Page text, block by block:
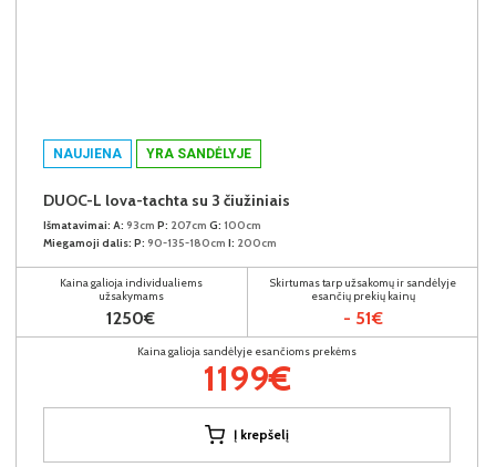
NAUJIENA YRA SANDĖLYJE
DUOC-L lova-tachta su 3 čiužiniais
Išmatavimai: A: 93cm P: 207cm G: 100cm
Miegamoji dalis: P: 90-135-180cm I: 200cm
Kaina galioja individualiems
užsakymams
1250€
Skirtumas tarp užsakomų ir sandėlyje
esančių prekių kainų
- 51€
Kaina galioja sandėlyje esančioms prekėms
1199€
Į krepšelį